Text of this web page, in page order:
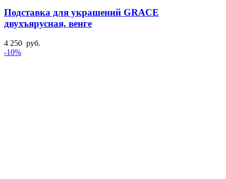
Подставка для украшений GRACE
двухъярусная, венге
4 250 руб.
-10%